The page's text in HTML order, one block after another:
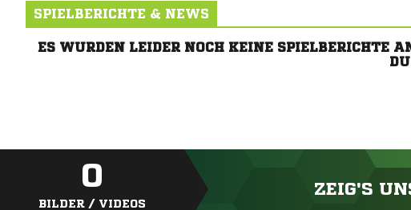
SPIELBERICHTE & NEWS
ES WURDEN LEIDER NOCH KEINE SPIELBERICHTE
0
BILDER / VIDEOS
ZEIG'S